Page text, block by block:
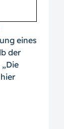
eines
der